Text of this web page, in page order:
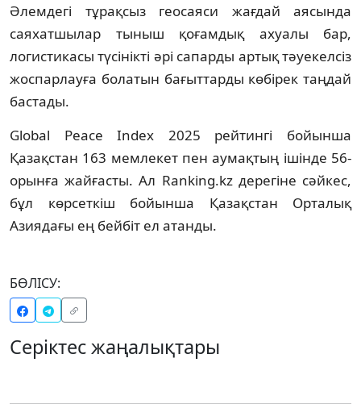
Әлемдегі тұрақсыз геосаяси жағдай аясында
саяхатшылар тыныш қоғамдық ахуалы бар,
логистикасы түсінікті әрі сапарды артық тәуекелсіз
жоспарлауға болатын бағыттарды көбірек таңдай
бастады.
Global Peace Index 2025 рейтингі бойынша
Қазақстан 163 мемлекет пен аумақтың ішінде 56-
орынға жайғасты. Ал Ranking.kz дерегіне сәйкес,
бұл көрсеткіш бойынша Қазақстан Орталық
Азиядағы ең бейбіт ел атанды.
БӨЛІСУ:
Серіктес жаңалықтары